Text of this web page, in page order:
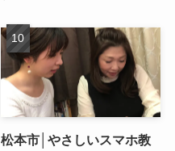
松本市│やさしいスマホ教